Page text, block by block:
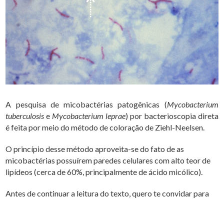
A pesquisa de micobactérias patogênicas (Mycobacterium
tuberculosis e Mycobacterium leprae) por bacterioscopia direta
é feita por meio do método de coloração de Ziehl-Neelsen.
O princípio desse método aproveita-se do fato de as
micobactérias possuírem paredes celulares com alto teor de
lipídeos (cerca de 60%, principalmente deácido micólico).
Antes de continuar a leitura do texto, quero te convidar para